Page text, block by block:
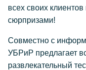
всех своих
сюрпризами!
Совместно с
УБРиР предлагает
развлекательный